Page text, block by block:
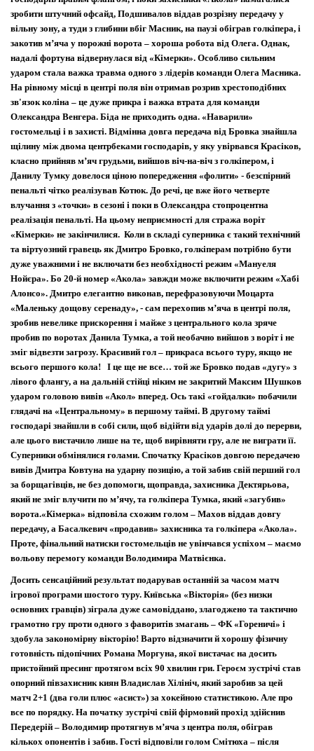
зробити штучний офсайд, Подшивалов віддав розрізну передачу у
вільну зону, а туди з глибини вбіг Масник, на паузі обіграв голкіпера, і
закотив м’яча у порожні ворота – хороша робота від Олега. Однак,
надалі фортуна відвернулася від «Кімерки». Особливо сильним
ударом стала важка травма одного з лідерів команди Олега Масника.
На рівному місці в центрі поля він отримав розрив хрестоподібних
зв'язок коліна – це дуже прикра і важка втрата для команди
Олександра Венгера. Біда не приходить одна. «Наварили»
гостомельці і в захисті. Відмінна довга передача від Бровка знайшла
щілину між двома центрбеками господарів, у яку увірвався Красіков,
класно прийняв м’яч грудьми, вийшов віч-на-віч з голкіпером, і
Данилу Тумку довелося ціною попередження «фолити» - безспірний
пенальті чітко реалізував Котюк. До речі, це вже його четверте
влучання з «точки» в сезоні і поки в Олександра стопроцентна
реалізація пенальті. На цьому неприємності для стража воріт
«Кімерки» не закінчилися. Коли в складі суперника є такий технічний
та віртуозний гравець як Дмитро Бровко, голкіперам потрібно бути
дуже уважними і не включати без необхідності режим «Мануеля
Нойєра». Бо 20-й номер «Акола» завжди може включити режим «Хабі
Алонсо». Дмитро елегантно виконав, перефразовуючи Моцарта
«Маленьку дощову серенаду», - сам перехопив м’яча в центрі поля,
зробив невелике прискорення і майже з центрального кола зряче
пробив по воротах Данила Тумка, а той необачно вийшов з воріт і не
зміг відвезти загрозу. Красивий гол – прикраса всього туру, якщо не
всього першого кола! І це ще не все… той же Бровко подав «дугу» з
лівого флангу, а на дальній стійці ніким не закритий Максим Шушков
ударом головою вивів «Акол» вперед. Ось такі «гойдалки» побачили
глядачі на «Центральному» в першому таймі. В другому таймі
господарі знайшли в собі сили, щоб відійти від ударів долі до перерви,
але цього вистачило лише на те, щоб вирівняти гру, але не виграти її.
Суперники обмінялися голами. Спочатку Красіков довгою передачею
вивів Дмитра Ковтуна на ударну позицію, а той забив свій перший гол
за борщагівців, не без допомоги, щоправда, захисника Дектярьова,
який не зміг влучити по м’ячу, та голкіпера Тумка, який «загубив»
ворота.«Кімерка» відповіла схожим голом – Махов віддав довгу
передачу, а Басалкевич «продавив» захисника та голкіпера «Акола».
Проте, фінальний натиски гостомельців не увінчався успіхом – маємо
вольову перемогу команди Володимира Матвієнка.
Досить сенсаційний результат подарував останній за часом матч
ігрової програми шостого туру. Київська «Вікторія» (без низки
основних гравців) зіграла дуже самовіддано, злагоджено та тактично
грамотно гру проти одного з фаворитів змагань – ФК «Гореничі» і
здобула закономірну вікторію! Варто відзначити й хорошу фізичну
готовність підопічних Романа Моргуна, якої вистачає на досить
пристойний пресинг протягом всіх 90 хвилин гри. Героєм зустрічі став
опорний півзахисник киян Владислав Хілініч, який заробив за цей
матч 2+1 (два голи плюс «асист») за хокейною статистикою. Але про
все по порядку. На початку зустрічі свій фірмовий прохід здійснив
Передерій – Володимир протягнув м’яча з центра поля, обіграв
кількох опонентів і забив. Гості відповіли голом Смітюха – після